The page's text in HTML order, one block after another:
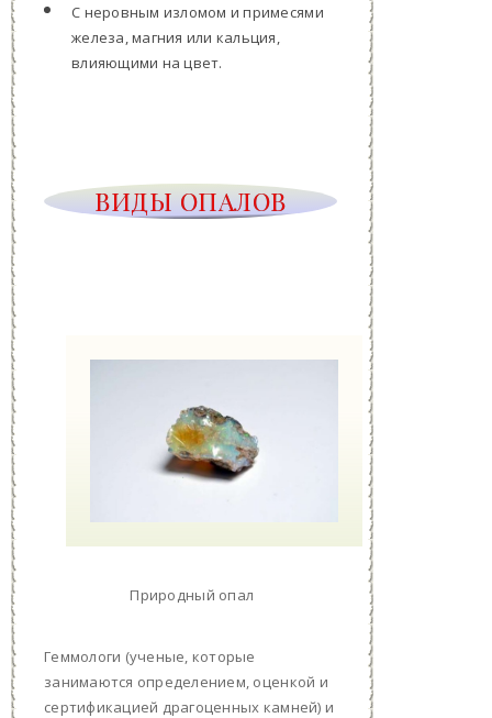
С неровным изломом и примесями
железа, магния или кальция,
влияющими на цвет.
ВИДЫ ОПАЛОВ
Природный опал
Геммологи (ученые, которые
занимаются определением, оценкой и
сертификацией драгоценных камней) и